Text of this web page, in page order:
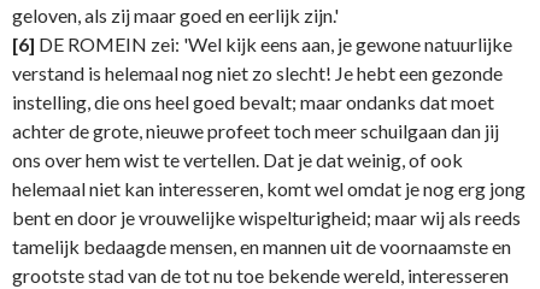
geloven, als zij maar goed en eerlijk zijn.'
[6] DE ROMEIN zei: 'Wel kijk eens aan, je gewone natuurlijke
verstand is helemaal nog niet zo slecht! Je hebt een gezonde
instelling, die ons heel goed bevalt; maar ondanks dat moet
achter de grote, nieuwe profeet toch meer schuilgaan dan jij
ons over hem wist te vertellen. Dat je dat weinig, of ook
helemaal niet kan interesseren, komt wel omdat je nog erg jong
bent en door je vrouwelijke wispelturigheid; maar wij als reeds
tamelijk bedaagde mensen, en mannen uit de voornaamste en
grootste stad van de tot nu toe bekende wereld, interesseren